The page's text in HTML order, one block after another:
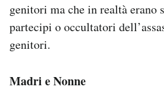
genitori ma che in realtà erano
partecipi o occultatori
genitori.
Madri e Nonne